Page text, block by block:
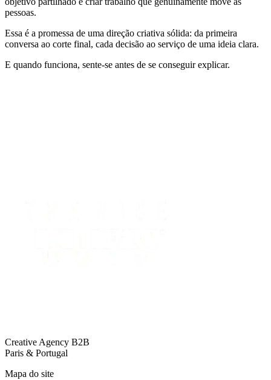
pessoas.
Essa é a promessa de uma direção criativa sólida: da primeira
conversa ao corte final, cada decisão ao serviço de uma ideia clara.
E quando funciona, sente-se antes de se conseguir explicar.
Creative Agency B2B
Paris & Portugal
Mapa do site